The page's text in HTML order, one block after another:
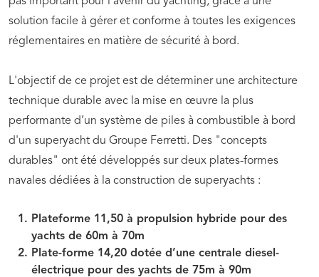
solution facile à gérer et conforme à toutes les exigences
réglementaires en matière de sécurité à bord.
L'objectif de ce projet est de déterminer une architecture
technique durable avec la mise en œuvre la plus
performante d’un système de piles à combustible à bord
d'un superyacht du Groupe Ferretti. Des "concepts
durables" ont été développés sur deux plates-formes
navales dédiées à la construction de superyachts :
Plateforme 11,50 à propulsion hybride pour des
yachts de 60m à 70m
Plate-forme 14,20 dotée d’une centrale diesel-
électrique pour des yachts de 75m à 90m